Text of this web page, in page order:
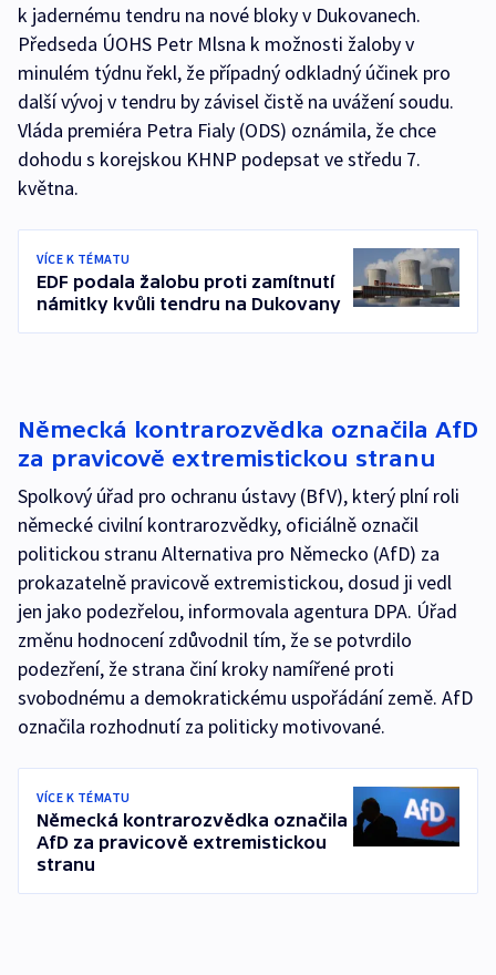
k jadernému tendru na nové bloky v Dukovanech.
Předseda ÚOHS Petr Mlsna k možnosti žaloby v
minulém týdnu řekl, že případný odkladný účinek pro
další vývoj v tendru by závisel čistě na uvážení soudu.
Vláda premiéra Petra Fialy (ODS) oznámila, že chce
dohodu s korejskou KHNP podepsat ve středu 7.
května.
VÍCE K TÉMATU
EDF podala žalobu proti zamítnutí
námitky kvůli tendru na Dukovany
Německá kontrarozvědka označila AfD
za pravicově extremistickou stranu
Spolkový úřad pro ochranu ústavy (BfV), který plní roli
německé civilní kontrarozvědky, oficiálně označil
politickou stranu Alternativa pro Německo (AfD) za
prokazatelně pravicově extremistickou, dosud ji vedl
jen jako podezřelou, informovala agentura DPA. Úřad
změnu hodnocení zdůvodnil tím, že se potvrdilo
podezření, že strana činí kroky namířené proti
svobodnému a demokratickému uspořádání země. AfD
označila rozhodnutí za politicky motivované.
VÍCE K TÉMATU
Německá kontrarozvědka označila
AfD za pravicově extremistickou
stranu